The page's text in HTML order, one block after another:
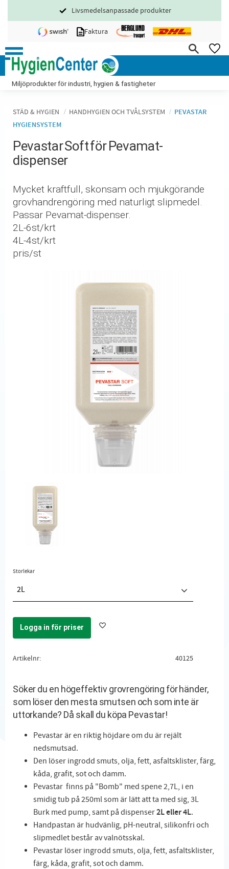
Meny
Livsmedelsanpassade produkter
Faktura
Miljöprodukter för industri, hygien & fastigheter
STÄD & HYGIEN HANDHYGIEN OCH TVÅLSYSTEM
PEVASTAR
HYGIENSYSTEM
Pevastar Soft för Pevamat-
dispenser
Mycket kraftfull, skonsam och mjukgörande
grovhandrengöring med naturligt slipmedel.
Passar Pevamat-dispenser.
2L-6st/krt
4L-4st/krt
pris/st
Storlekar
2L
Logga in för priser Lägg till i favoriter
Artikelnr 40125
Söker du en högeffektiv grovrengöring för händer,
som löser den mesta smutsen och som inte är
uttorkande? Då skall du köpa Pevastar!
Pevastar är en riktig höjdare om du är rejält
nedsmutsad.
Den löser ingrodd smuts, olja, fett, asfaltsklister, färg,
kåda, grafit, sot och damm.
Pevastar finns på "Bomb" med spene 2,7L, i en
smidig tub på 250ml som är lätt att ta med sig, 3L
Burk med pump, samt på dispenser2L eller 4L.
Handpastan är hudvänlig, pH-neutral, silikonfri och
slipmedlet består av valnötsskal.
Pevastar löser ingrodd smuts, olja, fett, asfaltsklister,
färg, kåda, grafit, sot och damm.